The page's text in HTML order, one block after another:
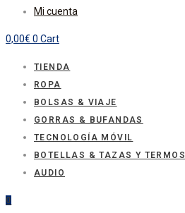
Mi cuenta
0,00€ 0 Cart
TIENDA
ROPA
BOLSAS & VIAJE
GORRAS & BUFANDAS
TECNOLOGÍA MÓVIL
BOTELLAS & TAZAS Y TERMOS
AUDIO
0